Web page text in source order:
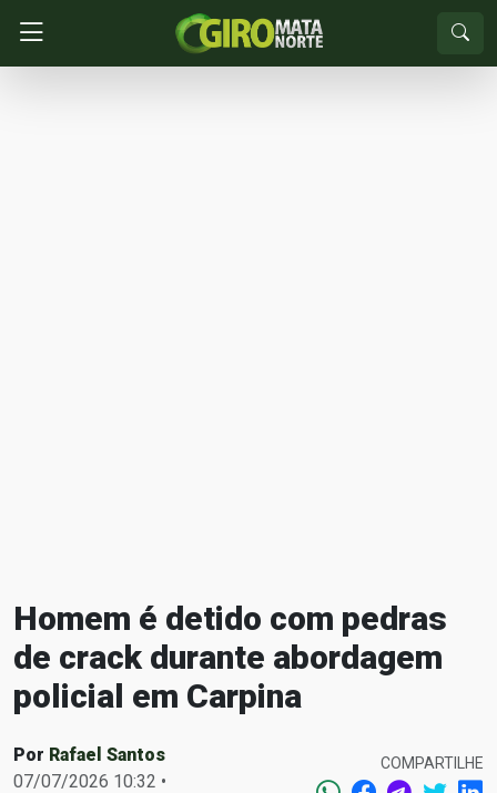
Homem é detido com pedras
de crack durante abordagem
policial em Carpina
Por Rafael Santos
07/07/2026 10:32 •
COMPARTILHE